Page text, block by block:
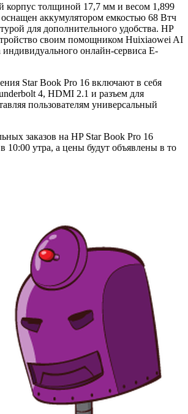
корпус толщиной 17,7 мм и весом 1,899
аккумулятором емкостью 68 Втч
для дополнительного удобства. HP
своим помощником Huixiaowei AI
индивидуального онлайн-сервиса E-
Star Book Pro 16 включают в себя
4, HDMI 2.1 и разъем для
пользователям универсальный
заказов на HP Star Book Pro 16
10:00 утра, а цены будут объявлены в то